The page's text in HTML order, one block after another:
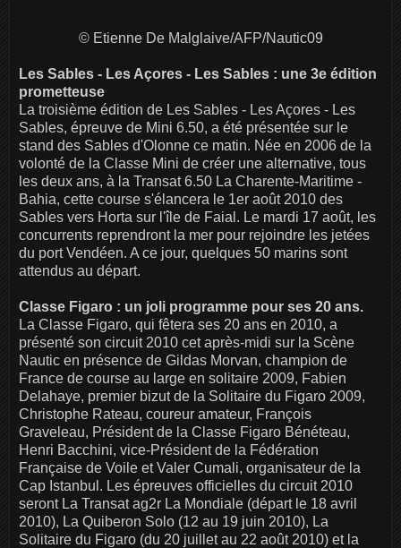
© Etienne De Malglaive/AFP/Nautic09
Les Sables - Les Açores - Les Sables : une 3e édition
prometteuse
La troisième édition de Les Sables - Les Açores - Les
Sables, épreuve de Mini 6.50, a été présentée sur le
stand des Sables d'Olonne ce matin. Née en 2006 de la
volonté de la Classe Mini de créer une alternative, tous
les deux ans, à la Transat 6.50 La Charente-Maritime -
Bahia, cette course s'élancera le 1er août 2010 des
Sables vers Horta sur l'île de Faial. Le mardi 17 août, les
concurrents reprendront la mer pour rejoindre les jetées
du port Vendéen. A ce jour, quelques 50 marins sont
attendus au départ.
Classe Figaro : un joli programme pour ses 20 ans.
La Classe Figaro, qui fêtera ses 20 ans en 2010, a
présenté son circuit 2010 cet après-midi sur la Scène
Nautic en présence de Gildas Morvan, champion de
France de course au large en solitaire 2009, Fabien
Delahaye, premier bizut de la Solitaire du Figaro 2009,
Christophe Rateau, coureur amateur, François
Graveleau, Président de la Classe Figaro Bénéteau,
Henri Bacchini, vice-Président de la Fédération
Française de Voile et Valer Cumali, organisateur de la
Cap Istanbul. Les épreuves officielles du circuit 2010
seront La Transat ag2r La Mondiale (départ le 18 avril
2010), La Quiberon Solo (12 au 19 juin 2010), La
Solitaire du Figaro (du 20 juillet au 22 août 2010) et la